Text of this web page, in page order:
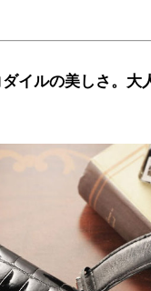
イルの美しさ。大